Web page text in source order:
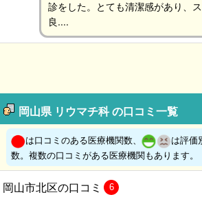
診をした。とても清潔感があり、
良....
岡山県 リウマチ科 の口コミ一覧
は口コミのある医療機関数、
は評価
数。複数の口コミがある医療機関もあります。
岡山市北区の口コミ 6